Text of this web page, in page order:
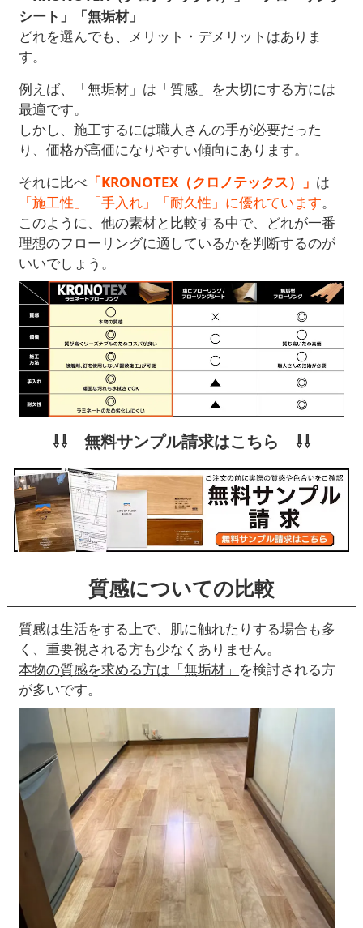
シート」「無垢材」
どれを選んでも、メリット・デメリットはありま
す。
例えば、「無垢材」は「質感」を大切にする方には
最適です。
しかし、施工するには職人さんの手が必要だった
り、価格が高価になりやすい傾向にあります。
それに比べ 「KRONOTEX（クロノテックス）」 は
「施工性」「手入れ」「耐久性」に優れています。
このように、他の素材と比較する中で、どれが一番
理想のフローリングに適しているかを判断するのが
いいでしょう。
⇩⇩ 無料サンプル請求はこちら ⇩⇩
質感についての比較
質感は生活をする上で、肌に触れたりする場合も多
く、重要視される方も少なくありません。
本物の質感を求める方は「無垢材」 を検討される方
が多いです。